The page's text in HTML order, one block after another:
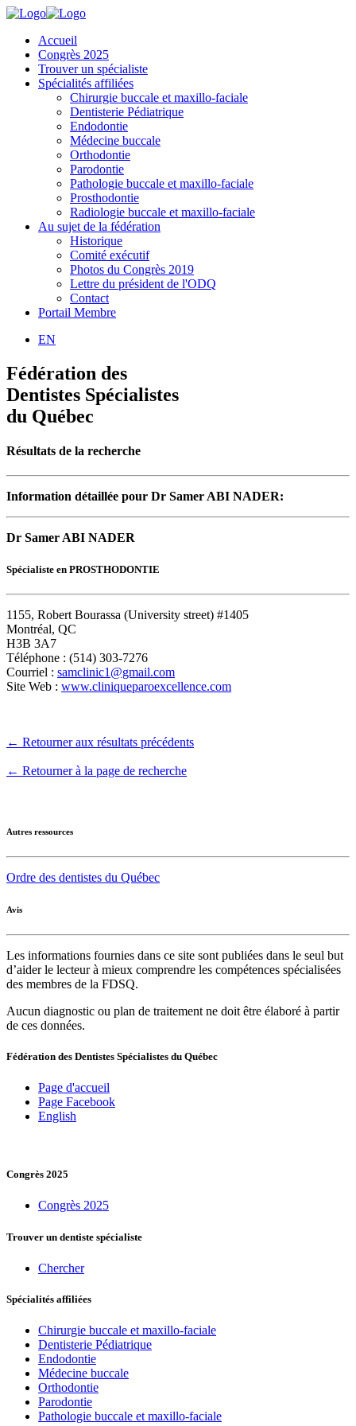
Accueil
Congrès 2025
Trouver un spécialiste
Spécialités affiliées
Chirurgie buccale et maxillo-faciale
Dentisterie Pédiatrique
Endodontie
Médecine buccale
Orthodontie
Parodontie
Pathologie buccale et maxillo-faciale
Prosthodontie
Radiologie buccale et maxillo-faciale
Au sujet de la fédération
Historique
Comité exécutif
Photos du Congrès 2019
Lettre du président de l'ODQ
Contact
Portail Membre
EN
Fédération des
Dentistes Spécialistes
du Québec
Résultats de la recherche
Information détaillée pour Dr Samer ABI NADER:
Dr Samer ABI NADER
Spécialiste en PROSTHODONTIE
1155, Robert Bourassa (University street) #1405
Montréal, QC
H3B 3A7
Téléphone : (514) 303-7276
Courriel : samclinic1@gmail.com
Site Web : www.cliniqueparoexcellence.com
← Retourner aux résultats précédents
← Retourner à la page de recherche
Autres ressources
Ordre des dentistes du Québec
Avis
Les informations fournies dans ce site sont publiées dans le seul but
d’aider le lecteur à mieux comprendre les compétences spécialisées
des membres de la FDSQ.
Aucun diagnostic ou plan de traitement ne doit être élaboré à partir
de ces données.
Fédération des Dentistes Spécialistes du Québec
Page d'accueil
Page Facebook
English
Congrès 2025
Congrès 2025
Trouver un dentiste spécialiste
Chercher
Spécialités affiliées
Chirurgie buccale et maxillo-faciale
Dentisterie Pédiatrique
Endodontie
Médecine buccale
Orthodontie
Parodontie
Pathologie buccale et maxillo-faciale